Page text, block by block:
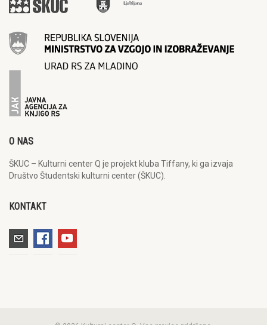
O NAS
ŠKUC – Kulturni center Q je projekt kluba Tiffany, ki ga izvaja
Društvo Študentski kulturni center (ŠKUC).
KONTAKT